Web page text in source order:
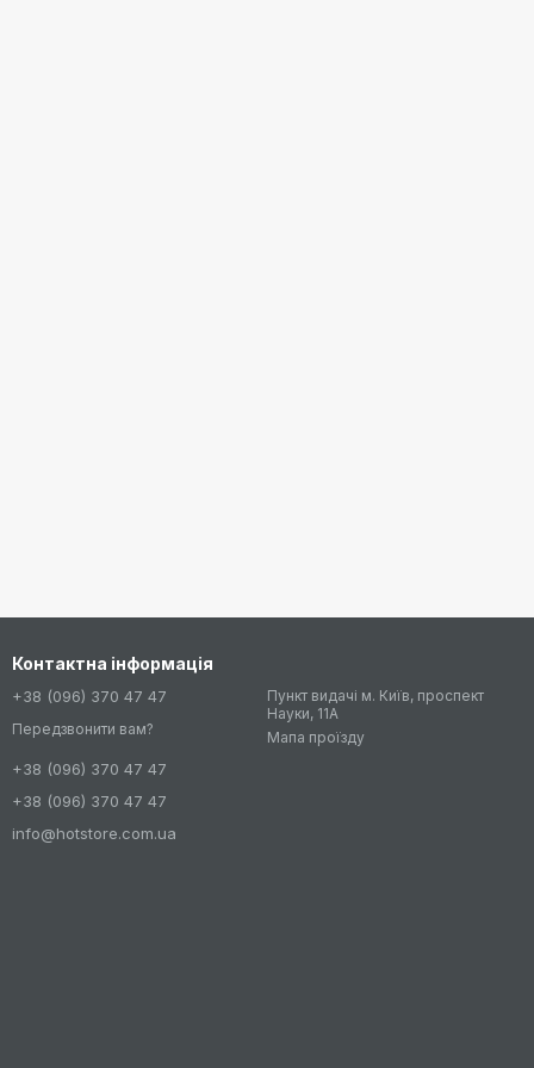
Контактна інформація
+38 (096) 370 47 47
Передзвонити вам?
+38 (096) 370 47 47
+38 (096) 370 47 47
info@hotstore.com.ua
Пункт видачі м. Київ, проспект
Науки, 11А
Мапа проїзду